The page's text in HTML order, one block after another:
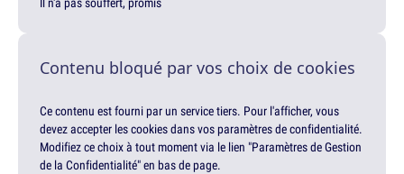
Contenu bloqué par vos choix de cookies
Ce contenu est fourni par un service tiers. Pour l'afficher, vous
devez accepter les cookies dans vos paramètres de confidentialité.
Modifiez ce choix à tout moment via le lien "Paramètres de Gestion
de la Confidentialité" en bas de page.